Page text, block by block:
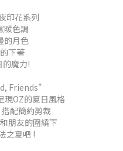
印花系列
暖色調
的月色
下著
的魔力!
Friends"
現OZ的夏日風格
配簡約剪裁
朋友的圍繞下
之夏吧 !